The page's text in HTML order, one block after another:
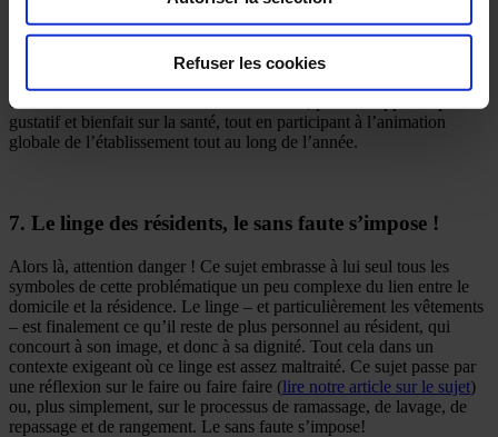
Refuser les cookies
Là encore, l’équation est complexe : budget, sécurité alimentaire,
contraintes allergènes… Et là encore, les fournisseurs de restauration
collective ou de plats cuisinés élaborent de plus en plus des recettes
discernement à l’alimentation des résidents, peuvent apporter plaisir
gustatif et bienfait sur la santé, tout en participant à l’animation
globale de l’établissement tout au long de l’année.
7. Le linge des résidents, le sans faute s’impose !
Alors là, attention danger ! Ce sujet embrasse à lui seul tous les
symboles de cette problématique un peu complexe du lien entre le
domicile et la résidence. Le linge – et particulièrement les vêtements
– est finalement ce qu’il reste de plus personnel au résident, qui
concourt à son image, et donc à sa dignité. Tout cela dans un
contexte exigeant où ce linge est assez maltraité. Ce sujet passe par
une réflexion sur le faire ou faire faire (lire notre article sur le sujet)
ou, plus simplement, sur le processus de ramassage, de lavage, de
repassage et de rangement. Le sans faute s’impose!